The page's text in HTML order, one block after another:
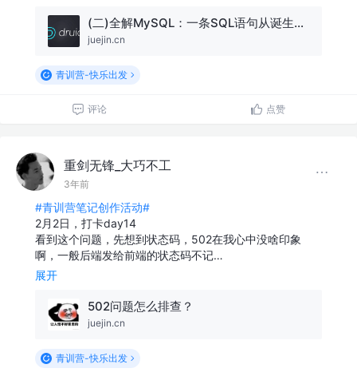
(二)全解MySQL：一条SQL语句从诞生至结束的多姿多彩历程！
juejin.cn
青训营-快乐出发
评论 点赞
重剑无锋_大巧不工
3年前
#青训营笔记创作活动#
2月2日，打卡day14
看到这个问题，先想到状态码，502在我心中没啥印象
啊，一般后端发给前端的状态码不记…
展开
502问题怎么排查？
juejin.cn
青训营-快乐出发